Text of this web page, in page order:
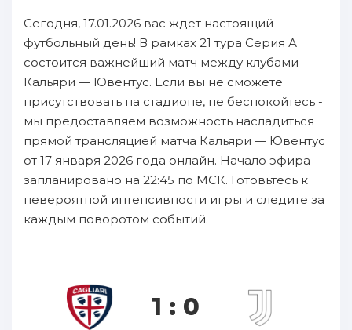
Сегодня, 17.01.2026 вас ждет настоящий
футбольный день! В рамках 21 тура Серия А
состоится важнейший матч между клубами
Кальяри — Ювентус. Если вы не сможете
присутствовать на стадионе, не беспокойтесь -
мы предоставляем возможность насладиться
прямой трансляцией матча Кальяри — Ювентус
от 17 января 2026 года онлайн. Начало эфира
запланировано на 22:45 по МСК. Готовьтесь к
невероятной интенсивности игры и следите за
каждым поворотом событий.
1 : 0